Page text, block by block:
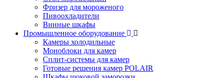
Фризер для мороженого
Пивоохладители
Винные шкафы
Промышленное оборудование
Камеры холодильные
Моноблоки для камер
Сплит-системы для камер
Готовые решения камер POLAIR